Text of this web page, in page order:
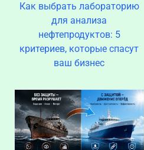
Как выбрать лабораторию
для анализа
нефтепродуктов: 5
критериев, которые спасут
ваш бизнес